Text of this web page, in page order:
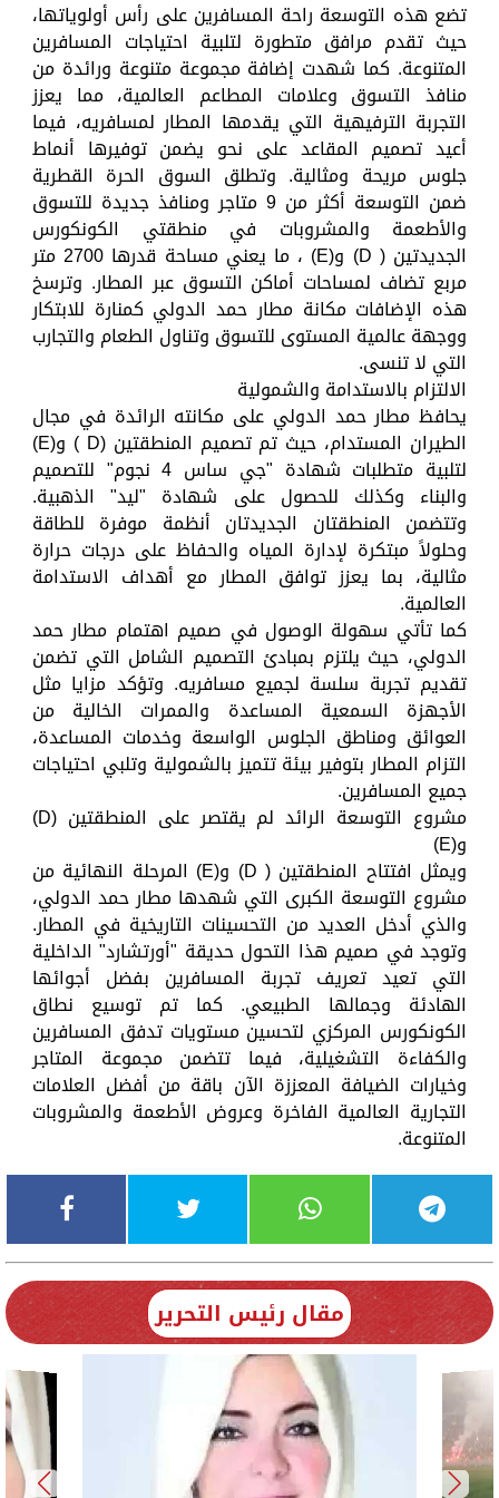
تضع هذه التوسعة راحة المسافرين على رأس أولوياتها،
حيث تقدم مرافق متطورة لتلبية احتياجات المسافرين
المتنوعة. كما شهدت إضافة مجموعة متنوعة ورائدة من
منافذ التسوق وعلامات المطاعم العالمية، مما يعزز
التجربة الترفيهية التي يقدمها المطار لمسافريه، فيما
أعيد تصميم المقاعد على نحو يضمن توفيرها أنماط
جلوس مريحة ومثالية. وتطلق السوق الحرة القطرية
ضمن التوسعة أكثر من 9 متاجر ومنافذ جديدة للتسوق
والأطعمة والمشروبات في منطقتي الكونكورس
الجديدتين ( D) و(E) ، ما يعني مساحة قدرها 2700 متر
مربع تضاف لمساحات أماكن التسوق عبر المطار. وترسخ
هذه الإضافات مكانة مطار حمد الدولي كمنارة للابتكار
ووجهة عالمية المستوى للتسوق وتناول الطعام والتجارب
التي لا تنسى.
الالتزام بالاستدامة والشمولية
يحافظ مطار حمد الدولي على مكانته الرائدة في مجال
الطيران المستدام، حيث تم تصميم المنطقتين (D ) و(E)
لتلبية متطلبات شهادة "جي ساس 4 نجوم" للتصميم
والبناء وكذلك للحصول على شهادة "ليد" الذهبية.
وتتضمن المنطقتان الجديدتان أنظمة موفرة للطاقة
وحلولاً مبتكرة لإدارة المياه والحفاظ على درجات حرارة
مثالية، بما يعزز توافق المطار مع أهداف الاستدامة
العالمية.
كما تأتي سهولة الوصول في صميم اهتمام مطار حمد
الدولي، حيث يلتزم بمبادئ التصميم الشامل التي تضمن
تقديم تجربة سلسة لجميع مسافريه. وتؤكد مزايا مثل
الأجهزة السمعية المساعدة والممرات الخالية من
العوائق ومناطق الجلوس الواسعة وخدمات المساعدة،
التزام المطار بتوفير بيئة تتميز بالشمولية وتلبي احتياجات
جميع المسافرين.
مشروع التوسعة الرائد لم يقتصر على المنطقتين (D)
و(E)
ويمثل افتتاح المنطقتين ( D) و(E) المرحلة النهائية من
مشروع التوسعة الكبرى التي شهدها مطار حمد الدولي،
والذي أدخل العديد من التحسينات التاريخية في المطار.
وتوجد في صميم هذا التحول حديقة "أورتشارد" الداخلية
التي تعيد تعريف تجربة المسافرين بفضل أجوائها
الهادئة وجمالها الطبيعي. كما تم توسيع نطاق
الكونكورس المركزي لتحسين مستويات تدفق المسافرين
والكفاءة التشغيلية، فيما تتضمن مجموعة المتاجر
وخيارات الضيافة المعززة الآن باقة من أفضل العلامات
التجارية العالمية الفاخرة وعروض الأطعمة والمشروبات
المتنوعة.
مقال رئيس التحرير